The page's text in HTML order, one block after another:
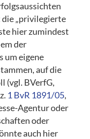
die „privilegierte
hier zumindest
der
um eigene
auf die
(vgl. BVerfG,
1 BvR 1891/05,
Agentur oder
oder
auch hier